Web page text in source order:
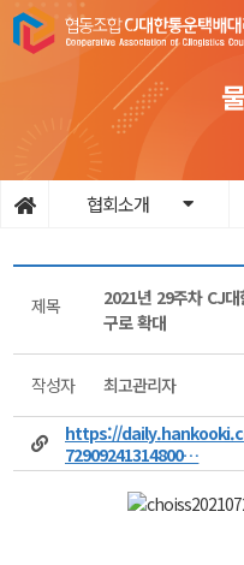
협회소개
제목
2021년 29주차 CJ
구로 확대
작성자 최고관리자
https://
72909241314800…